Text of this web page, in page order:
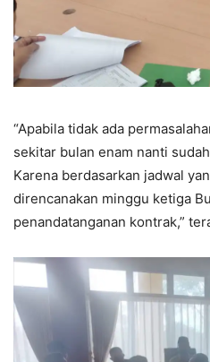
“Apabila tidak ada
sekitar bulan enam nanti
Karena berdasarkan jadwal
direncanakan minggu ketiga
penandatanganan kontrak,”